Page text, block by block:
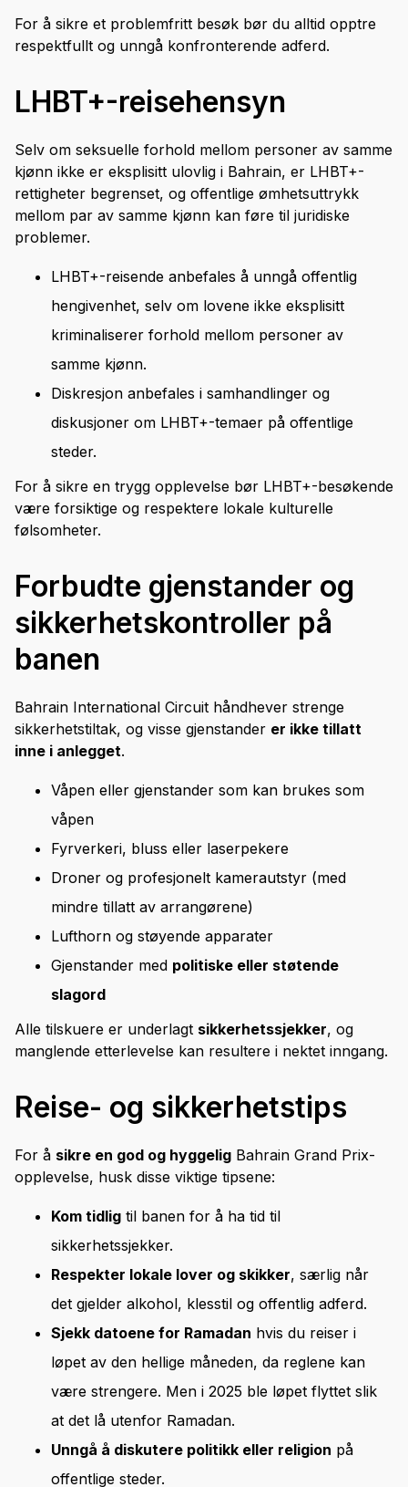
For å sikre et problemfritt besøk bør du alltid opptre
respektfullt og unngå konfronterende adferd.
LHBT+-reisehensyn
Selv om seksuelle forhold mellom personer av samme
kjønn ikke er eksplisitt ulovlig i Bahrain, er LHBT+-
rettigheter begrenset, og offentlige ømhetsuttrykk
mellom par av samme kjønn kan føre til juridiske
problemer.
LHBT+-reisende anbefales å unngå offentlig
hengivenhet, selv om lovene ikke eksplisitt
kriminaliserer forhold mellom personer av
samme kjønn.
Diskresjon anbefales i samhandlinger og
diskusjoner om LHBT+-temaer på offentlige
steder.
For å sikre en trygg opplevelse bør LHBT+-besøkende
være forsiktige og respektere lokale kulturelle
følsomheter.
Forbudte gjenstander og
sikkerhetskontroller på
banen
Bahrain International Circuit håndhever strenge
sikkerhetstiltak, og visse gjenstander er ikke tillatt
inne i anlegget.
Våpen eller gjenstander som kan brukes som
våpen
Fyrverkeri, bluss eller laserpekere
Droner og profesjonelt kamerautstyr (med
mindre tillatt av arrangørene)
Lufthorn og støyende apparater
Gjenstander med politiske eller støtende
slagord
Alle tilskuere er underlagt sikkerhetssjekker, og
manglende etterlevelse kan resultere i nektet inngang.
Reise- og sikkerhetstips
For å sikre en god og hyggelig Bahrain Grand Prix-
opplevelse, husk disse viktige tipsene:
Kom tidlig til banen for å ha tid til
sikkerhetssjekker.
Respekter lokale lover og skikker, særlig når
det gjelder alkohol, klesstil og offentlig adferd.
Sjekk datoene for Ramadan hvis du reiser i
løpet av den hellige måneden, da reglene kan
være strengere. Men i 2025 ble løpet flyttet slik
at det lå utenfor Ramadan.
Unngå å diskutere politikk eller religion på
offentlige steder.